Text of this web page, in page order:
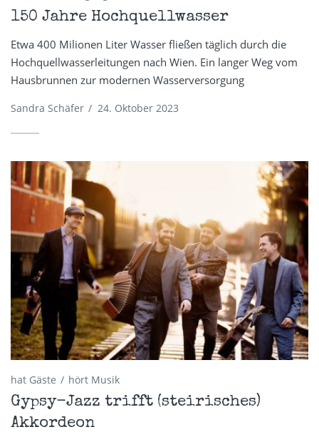
150 Jahre Hochquellwasser
Etwa 400 Milionen Liter Wasser fließen täglich durch die
Hochquellwasserleitungen nach Wien. Ein langer Weg vom
Hausbrunnen zur modernen Wasserversorgung
Sandra Schäfer / 24. Oktober 2023
hat Gäste hört Musik
Gypsy-Jazz trifft (steirisches)
Akkordeon